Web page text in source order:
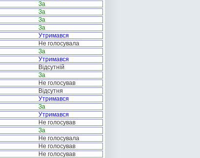
За
За
За
За
Утримався
Не голосувала
За
Утримався
Відсутній
За
Не голосував
Відсутня
Утримався
За
Утримався
Не голосував
За
Не голосувала
Не голосував
Не голосував